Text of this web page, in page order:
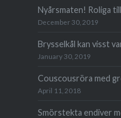
Nyårsmaten! Roliga
December 30, 2019
Brysselkål kan visst
January 30, 2019
Couscousröra med
April 11, 2018
Smörstekta endiver